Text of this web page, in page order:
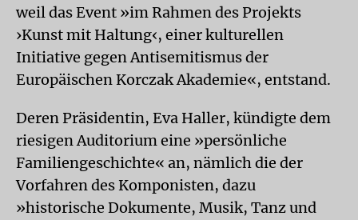
weil das Event »im Rahmen des Projekts
›Kunst mit Haltung‹, einer kulturellen
Initiative gegen Antisemitismus der
Europäischen Korczak Akademie«, entstand.
Deren Präsidentin, Eva Haller, kündigte dem
riesigen Auditorium eine »persönliche
Familiengeschichte« an, nämlich die der
Vorfahren des Komponisten, dazu
»historische Dokumente, Musik, Tanz und